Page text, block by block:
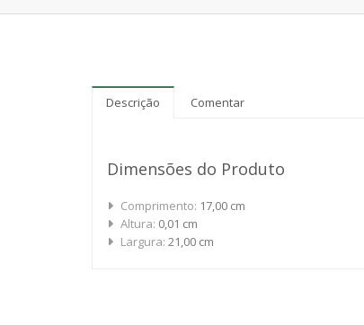
Descrição Comentar
Dimensões do Produto
Comprimento: 17,00 cm
Altura: 0,01 cm
Largura: 21,00 cm